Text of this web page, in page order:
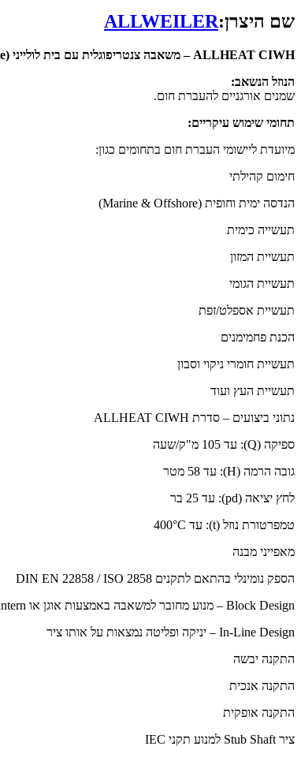
שם היצרן:ALLWEILER
ALLHEAT CIWH – משאבה צנטריפוגלית עם בית לולייני (Volute) בתצורת In-Line עד PN 25
הנוזל הנשאב:
שמנים אורגניים להעברת חום.
תחומי שימוש עיקריים:
מיועדת ליישומי העברת חום בתחומים כגון:
חימום קהילתי
הנדסה ימית וחופית (Marine & Offshore)
תעשייה כימית
תעשיית המזון
תעשיית הגומי
תעשיית אספלט/זפת
הכנת פחמימנים
תעשיית חומרי ניקוי וסבון
תעשיית העץ ועוד
נתוני ביצועים – סדרת ALLHEAT CIWH
ספיקה (Q): עד 105 מ"ק/שעה
גובה הרמה (H): עד 58 מטר
לחץ יציאה (pd): עד 25 בר
טמפרטורת נוזל (t): עד 400°C
מאפייני מבנה
הספק נומינלי בהתאם לתקנים DIN EN 22858 / ISO 2858
Block Design – מנוע מחובר למשאבה באמצעות אוגן או Lantern
In-Line Design – יניקה ופליטה נמצאות על אותו ציר
התקנה יבשה
התקנה אנכית
התקנה אופקית
ציר Stub Shaft למנוע תקני IEC